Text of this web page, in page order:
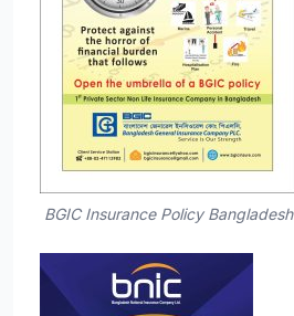
BGIC Insurance Policy Bangladesh